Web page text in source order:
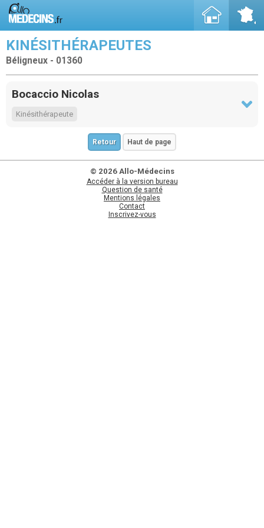
KINÉSITHÉRAPEUTES
Béligneux - 01360
Bocaccio Nicolas
Kinésithérapeute
Retour Haut de page
© 2026 Allo-Médecins
Accéder à la version bureau
Question de santé
Mentions légales
Contact
Inscrivez-vous